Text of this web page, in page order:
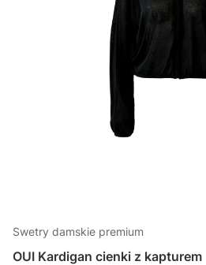
Swetry damskie premium
OUI Kardigan cienki z kapturem